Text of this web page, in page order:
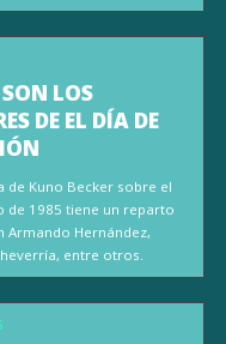
LOS
DE EL DÍA DE
de Kuno Becker sobre el
de 1985 tiene un reparto
Armando Hernández,
entre otros.